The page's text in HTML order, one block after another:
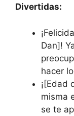
Divertidas:
Dan]!
hacer
¡[Edad
misma
se te